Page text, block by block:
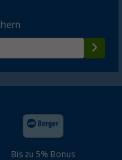
Bis zu 5% Bonus